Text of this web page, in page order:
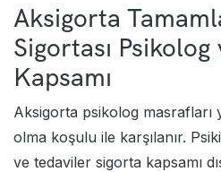
Aksigorta
Sigortası
Kapsamı
Aksigorta psikolog masrafları
olma koşulu ile karşılanır.
ve tedaviler sigorta kapsamı